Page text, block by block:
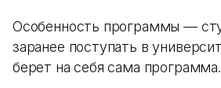
Особенность программы —
заранее поступать в
берет на себя сама программа.